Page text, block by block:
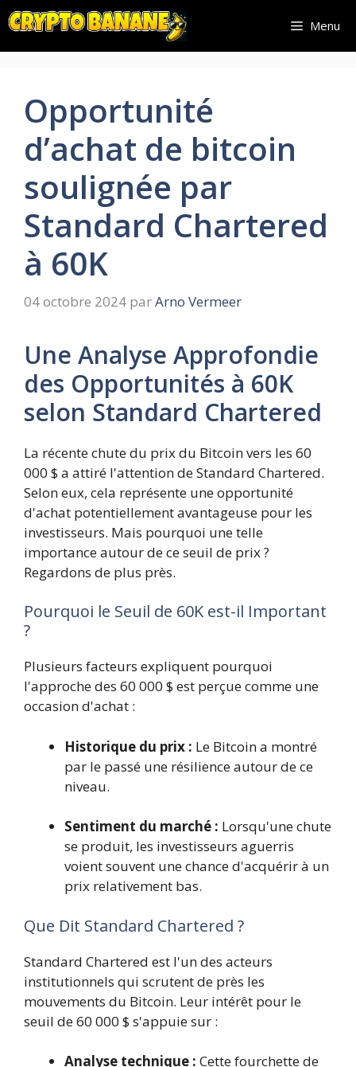
Aller
au
contenu
Menu
Opportunité
d’achat de bitcoin
soulignée par
Standard Chartered
à 60K
04 octobre 2024 parArno Vermeer
Une Analyse Approfondie
des Opportunités à 60K
selon Standard Chartered
La récente chute du prix du Bitcoin vers les 60
000 $ a attiré l'attention de Standard Chartered.
Selon eux, cela représente une opportunité
d'achat potentiellement avantageuse pour les
investisseurs. Mais pourquoi une telle
importance autour de ce seuil de prix ?
Regardons de plus près.
Pourquoi le Seuil de 60K est-il Important
?
Plusieurs facteurs expliquent pourquoi
l'approche des 60 000 $ est perçue comme une
occasion d'achat :
Historique du prix : Le Bitcoin a montré
par le passé une résilience autour de ce
niveau.
Sentiment du marché : Lorsqu'une chute
se produit, les investisseurs aguerris
voient souvent une chance d'acquérir à un
prix relativement bas.
Que Dit Standard Chartered ?
Standard Chartered est l'un des acteurs
institutionnels qui scrutent de près les
mouvements du Bitcoin. Leur intérêt pour le
seuil de 60 000 $ s'appuie sur :
Analyse technique : Cette fourchette de